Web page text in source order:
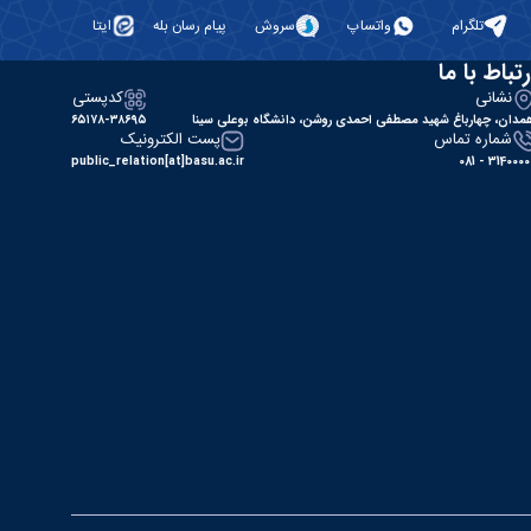
تلگرام واتساپ سروش پیام رسان بله ایتا
با ما
نشانی
چهارباغ شهید مصطفی احمدی روشن، دانشگاه بوعلی سینا
کدپستی
۶۵۱۷۸-۳۸۶۹۵
شماره تماس
31400000 -
پست الکترونیک
public_relation[at]basu.ac.ir